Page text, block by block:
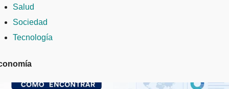
Salud
Sociedad
Tecnología